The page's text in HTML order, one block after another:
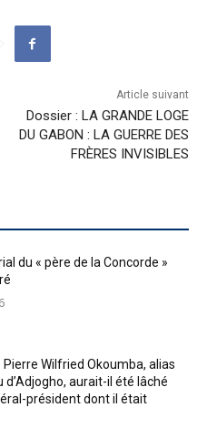
Article suivant
Dossier : LA GRANDE LOGE
DU GABON : LA GUERRE DES
FRÈRES INVISIBLES
du « père de la Concorde »
Pierre Wilfried Okoumba, alias
d’Adjogho, aurait-il été lâché
président dont il était